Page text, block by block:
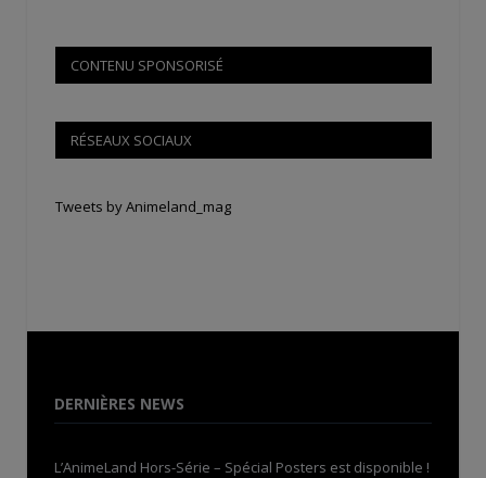
CONTENU SPONSORISÉ
RÉSEAUX SOCIAUX
Tweets by Animeland_mag
DERNIÈRES NEWS
L’AnimeLand Hors-Série – Spécial Posters est disponible !